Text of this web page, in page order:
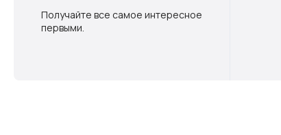
Получайте все самое интересное
первыми.